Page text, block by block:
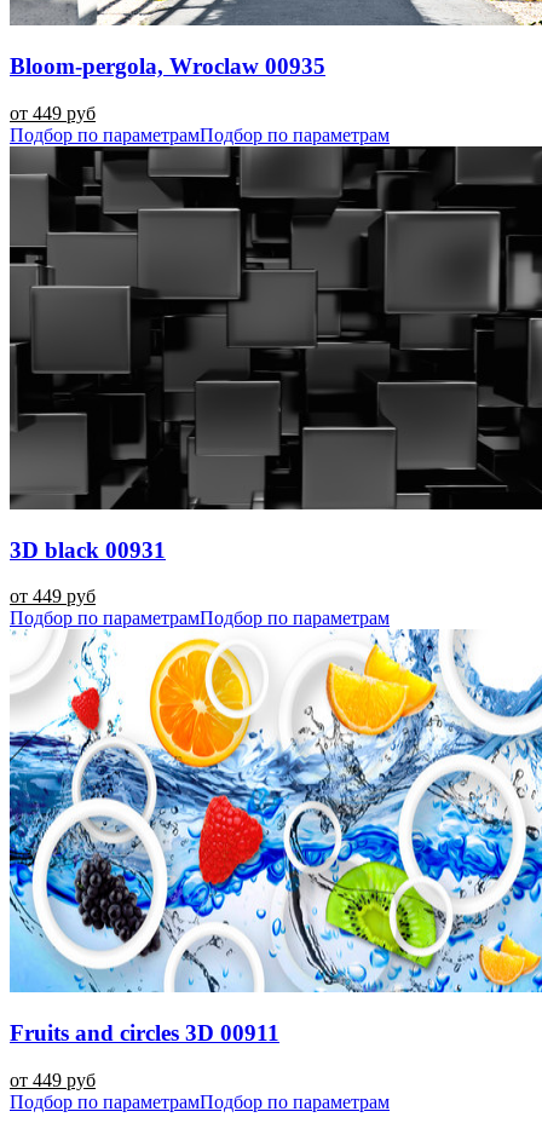
Bloom-pergola, Wroclaw 00935
от 449 руб
Подбор по параметрамПодбор по параметрам
3D black 00931
от 449 руб
Подбор по параметрамПодбор по параметрам
Fruits and circles 3D 00911
от 449 руб
Подбор по параметрамПодбор по параметрам